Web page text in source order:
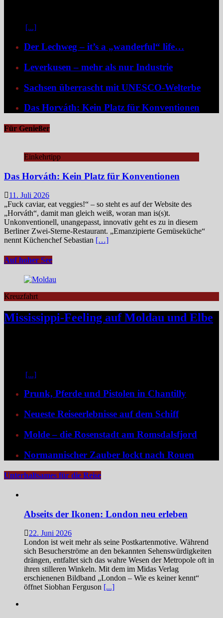
[...]
Der Lechweg – it’s a „wanderful“ life…
Leverkusen – mehr als nur Industrie
Sachsen überrascht mit UNESCO-Welterbe
Das Horváth: Kein Platz für Konventionen
Für Genießer
Einkehrtipp
Das Horváth: Kein Platz für Konventionen
11. Juli 2026
„Fuck caviar, eat veggies!“ – so steht es auf der Website des
„Horváth“, damit man gleich weiß, woran man is(s)t.
Unkonventionell, unangepasst, innovativ geht es zu in diesem
Berliner Zwei-Sterne-Restaurant. „Emanzipierte Gemüseküche“
nennt Küchenchef Sebastian […]
Auf hoher See
Kreuzfahrt
Mississippi-Feeling auf Moldau und Elbe
[...]
Prunk, Pferde und Pistolen in Chantilly
Neueste Reiseerlebnisse auf dem Schiff
Molde – die Rosenstadt am Romsdalsfjord
Normannischer Zauber lockt nach Rouen
Unterhaltsames für die Reise
Abseits der Ikonen: London neu erleben
22. Juni 2026
London ist weit mehr als seine Postkartenmotive. Während
sich Besucherströme an den bekannten Sehenswürdigkeiten
drängen, entfaltet sich das wahre Wesen der Metropole oft in
ihren stilleren Winkeln. Mit dem im Midas Verlag
erschienenen Bildband „London – Wie es keiner kennt“
öffnet Siobhan Ferguson [...]